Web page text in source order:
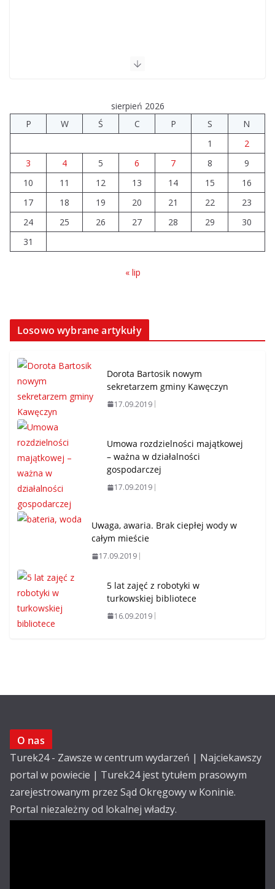
sierpień 2026
P
W Ś C P S
N
1
2
3
4 5 6 7 8
9
10
11 12 13 14 15
16
17
18 19 20 21 22
23
24
25 26 27 28 29
30
31
« lip
Losowo wybrane artykuły
Dorota Bartosik nowym
sekretarzem gminy Kawęczyn
17.09.2019
Umowa rozdzielności majątkowej
– ważna w działalności
gospodarczej
17.09.2019
Uwaga, awaria. Brak ciepłej wody w
całym mieście
17.09.2019
5 lat zajęć z robotyki w
turkowskiej bibliotece
16.09.2019
O nas
Turek24 - Zawsze w centrum wydarzeń | Najciekawszy
portal w powiecie | Turek24 jest tytułem prasowym
zarejestrowanym przez Sąd Okręgowy w Koninie.
Portal niezależny od lokalnej władzy.